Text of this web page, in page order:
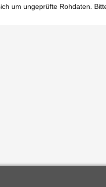
um ungeprüfte Rohdaten.